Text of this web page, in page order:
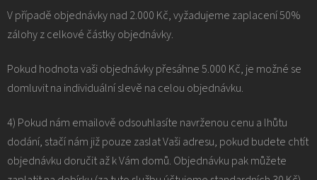
V případě objednávky nad 2.000 Kč, vyžadujeme zaplacení 50%
zálohy z celkové částky objednávky.
Pokud hodnota vaši objednávky přesáhne 5.000 Kč, je možné se
domluvit na individuální slevě na celou objednávku.
4) Pokud nám emailově odsouhlasíte navrženou cenu a lhůtu
dodání, stačí nám již pouze zaslat Vaši adresu, pokud budete chtít
objednávku doručit až k Vám domů. Objednávku pak můžete